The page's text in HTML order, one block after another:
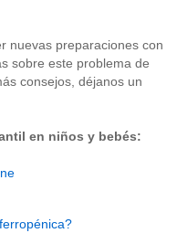
nuevas preparaciones con
sobre este problema de
consejos, déjanos un
en niños y bebés: